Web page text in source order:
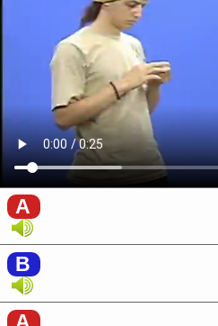
A
B
A